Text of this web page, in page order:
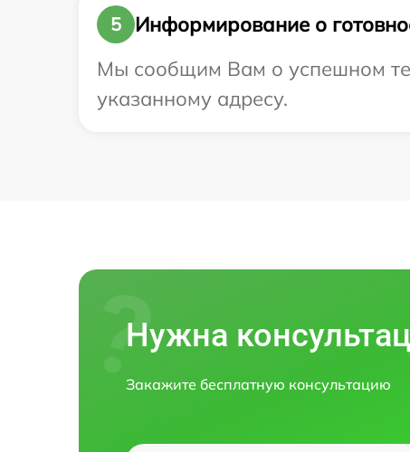
5
Информирование о
Мы сообщим Вам о успешном
указанному адресу.
Нужна
Закажите бесплатную консультацию